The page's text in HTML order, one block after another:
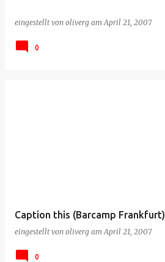
eingestellt von oliverg amApril 21, 2007
0
Caption this (Barcamp Frankfurt)
eingestellt von oliverg amApril 21, 2007
0